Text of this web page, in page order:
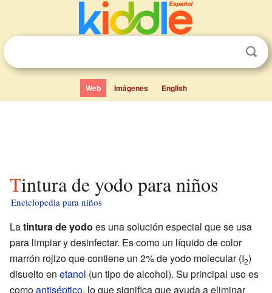
Web Imágenes English
Tintura de yodo para niños
Enciclopedia para niños
Latintura de yodo es una solución especial que se usa
para limpiar y desinfectar. Es como un líquido de color
marrón rojizo que contiene un 2% de yodo molecular (I2)
disuelto en etanol (un tipo de alcohol). Su principal uso es
comoantiséptico, lo que significa que ayuda a eliminar